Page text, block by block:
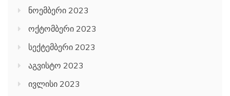
ნოემბერი 2023
ოქტომბერი 2023
სექტემბერი 2023
აგვისტო 2023
ივლისი 2023